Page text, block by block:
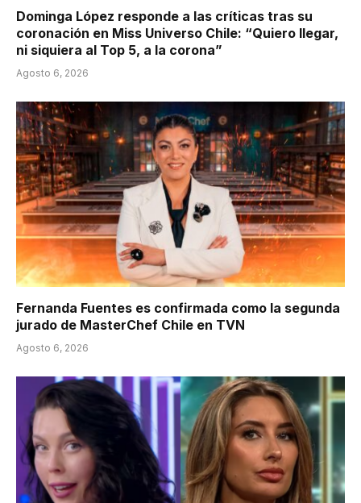
Dominga López responde a las críticas tras su
coronación en Miss Universo Chile: “Quiero llegar,
ni siquiera al Top 5, a la corona”
Agosto 6, 2026
Fernanda Fuentes es confirmada como la segunda
jurado de MasterChef Chile en TVN
Agosto 6, 2026